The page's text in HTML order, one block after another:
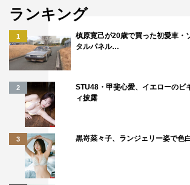
ランキング
1
槙原寛己が20歳で買った初愛車・
タルパネル…
2
STU48・甲斐心愛、イエローのビ
ィ披露
3 黒嵜菜々子、ランジェリー姿で色